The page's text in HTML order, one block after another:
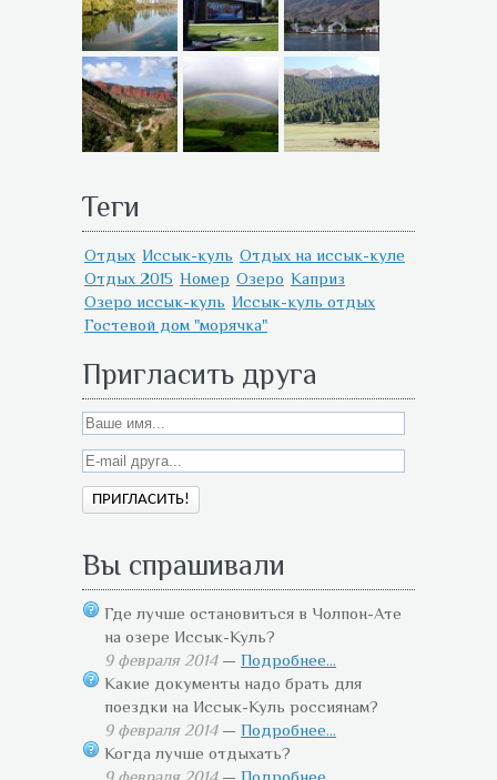
Теги
Отдых Иссык-куль Отдых на иссык-куле
Отдых 2015 Номер Озеро Каприз
Озеро иссык-куль Иссык-куль отдых
Гостевой дом "морячка"
Пригласить друга
Вы спрашивали
Где лучше остановиться в Чолпон-Ате
на озере Иссык-Куль?
9 февраля 2014— Подробнее...
Какие документы надо брать для
поездки на Иссык-Куль россиянам?
9 февраля 2014— Подробнее...
Когда лучше отдыхать?